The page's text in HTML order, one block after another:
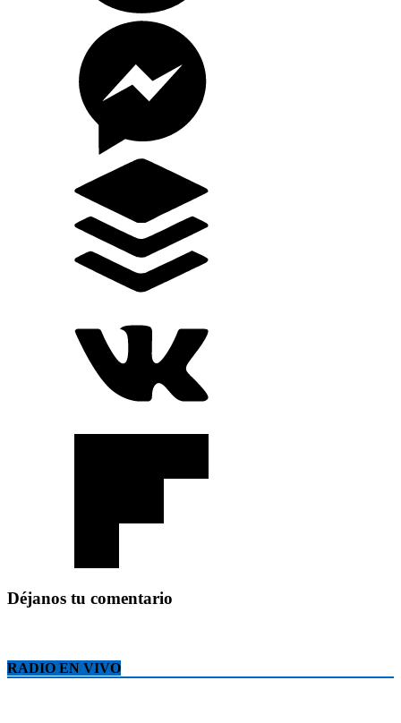
Déjanos tu comentario
RADIO EN VIVO